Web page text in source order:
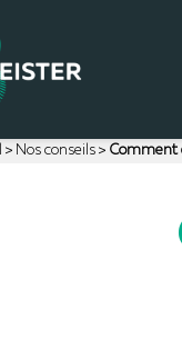
Nos conseils Comment